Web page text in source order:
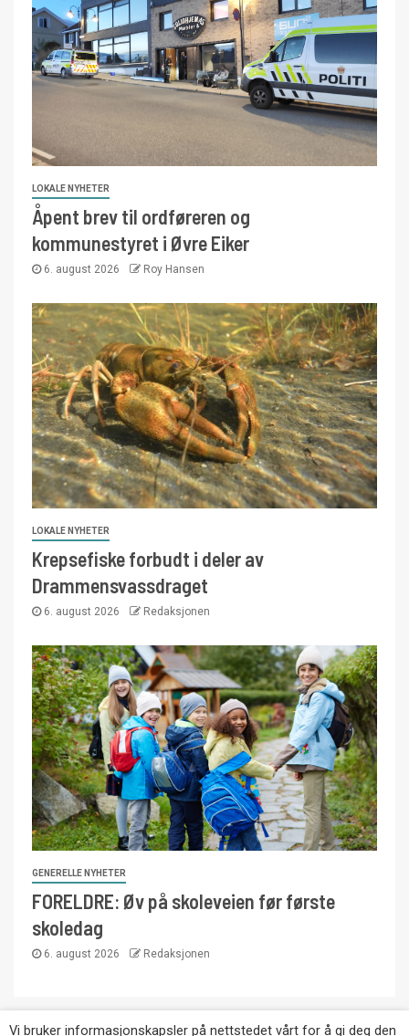
LOKALE NYHETER
Åpent brev til ordføreren og
kommunestyret i Øvre Eiker
6. august 2026 Roy Hansen
LOKALE NYHETER
Krepsefiske forbudt i deler av
Drammensvassdraget
6. august 2026 Redaksjonen
GENERELLE NYHETER
FORELDRE: Øv på skoleveien før første
skoledag
6. august 2026 Redaksjonen
Vi bruker informasjonskapsler på nettstedet vårt for å gi deg den